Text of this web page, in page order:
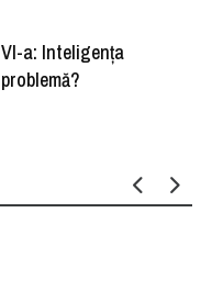
a: Inteligența